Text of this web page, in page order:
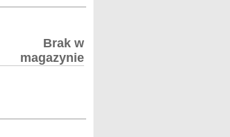
Brak w
magazynie